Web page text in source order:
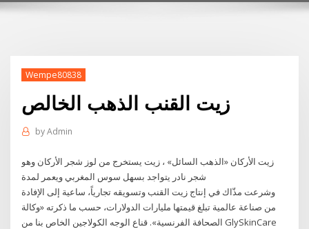
Wempe80838
زيت القنب الذهب الخالص
byAdmin
زيت الأركان «الذهب السائل» ، زيت يستخرج من لوز شجر الأركان وهو
شجر نادر يتواجد بسهل سوس المغربي ويعمر لمدة
وشرعت مذّاك في إنتاج زيت القنب وتسويقه تجارياً، ساعية إلى الإفادة
من صناعة عالمية تبلغ قيمتها مليارات الدولارات، حسب ما ذكرته «وكالة
الصحافة الفرنسية». قناع الوجه الكولاجين الخاص بنا من GlySkinCare